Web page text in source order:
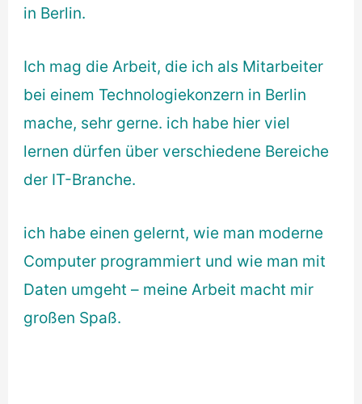
in Berlin.
Ich mag die Arbeit, die ich als Mitarbeiter
bei einem Technologiekonzern in Berlin
mache, sehr gerne. ich habe hier viel
lernen dürfen über verschiedene Bereiche
der IT-Branche.
ich habe einen gelernt, wie man moderne
Computer programmiert und wie man mit
Daten umgeht – meine Arbeit macht mir
großen Spaß.